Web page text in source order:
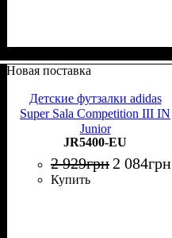
Новая поставка
Детские футзалки adidas
Super Sala Competition III IN
Junior
JR5400-EU
2 929грн 2 084грн
Купить